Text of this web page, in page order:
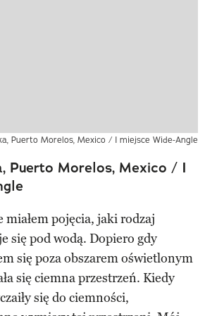
Puerto Morelos, Mexico / I miejsce Wide-Angle
Puerto Morelos, Mexico / I
pojęcia, jaki rodzaj
się pod wodą. Dopiero gdy
się poza obszarem oświetlonym
się ciemna przestrzeń. Kiedy
się do ciemności,